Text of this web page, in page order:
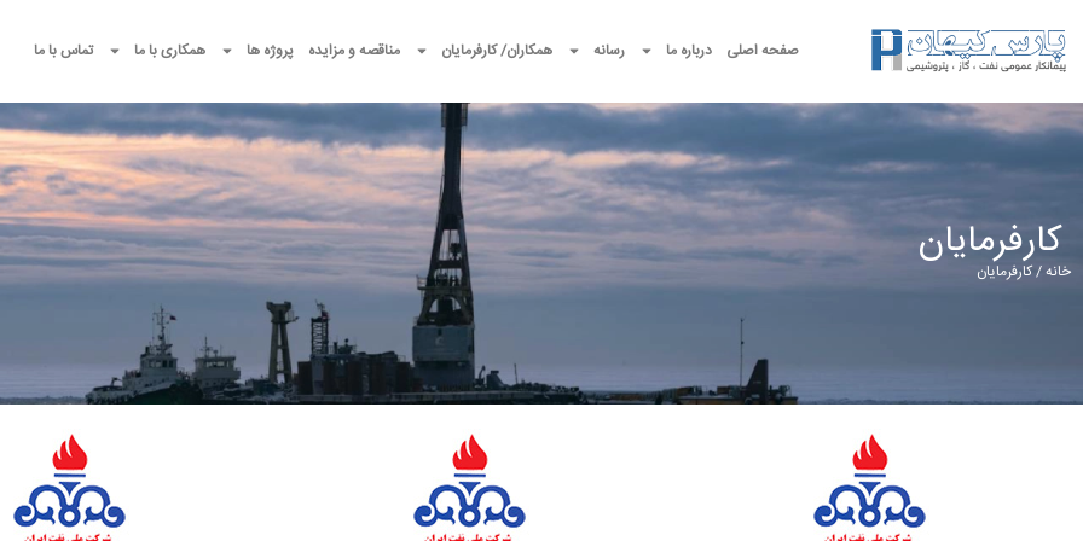
صفحه اصلی درباره ما رسانه همکاران/ کارفرمایان مناقصه و مزایده پروژه ها همکاری با ما تماس با ما
کارفرمایان
خانه/ کارفرمایان